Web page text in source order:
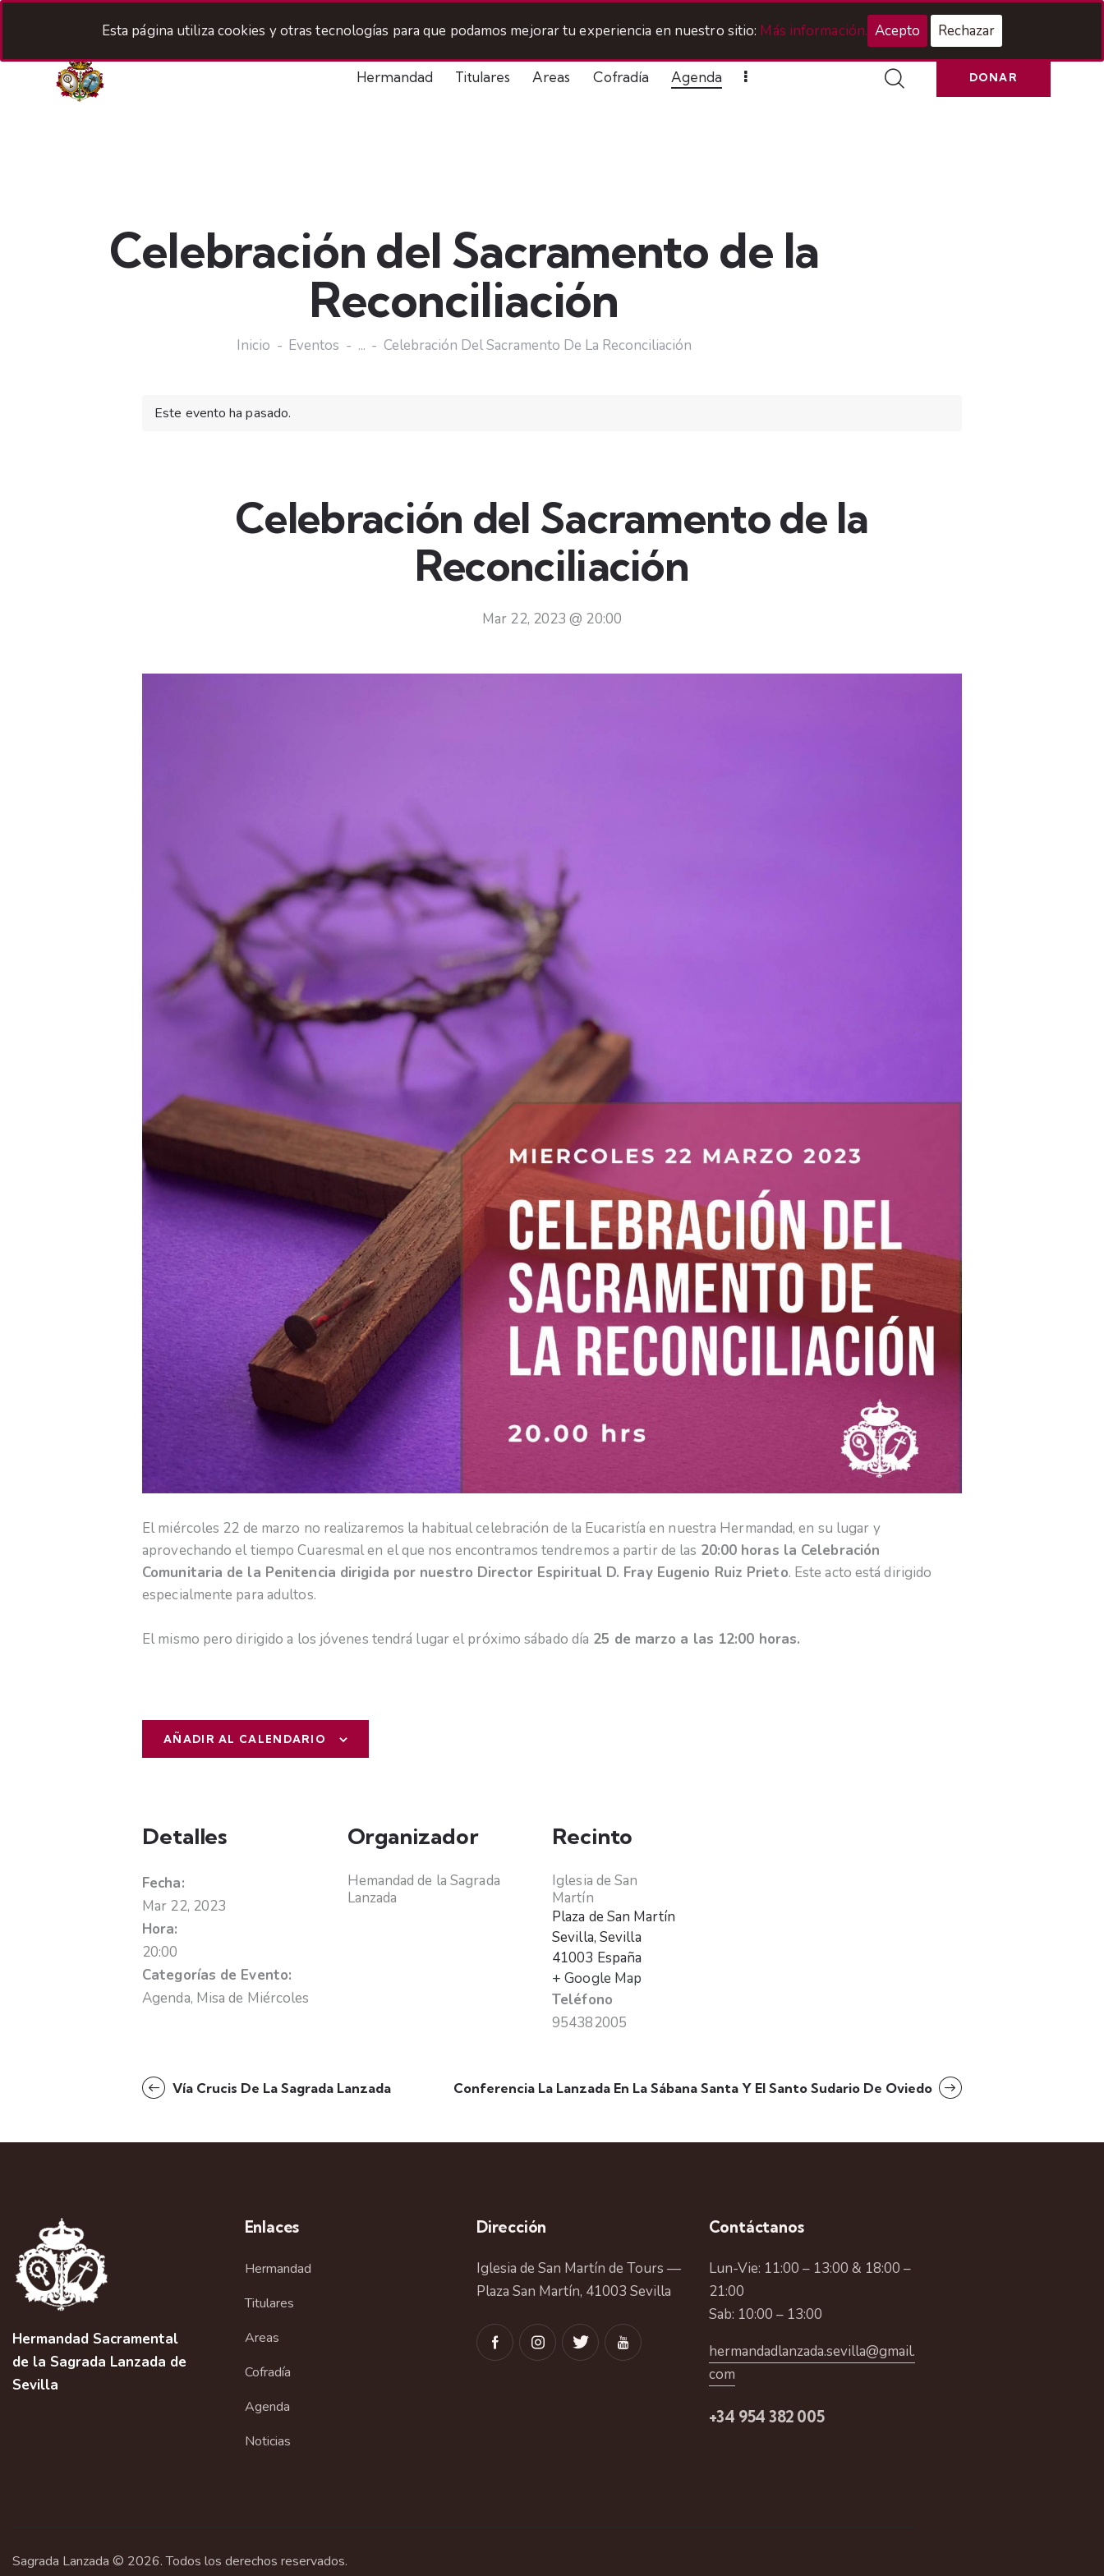
Acceso Hermanos
Hermandad Titulares Areas Cofradía Agenda DONAR
Celebración del Sacramento de la
Reconciliación
Inicio Eventos ... Celebración Del Sacramento De La Reconciliación
Este evento ha pasado.
Celebración del Sacramento de la
Reconciliación
Mar 22, 2023 @ 20:00
El miércoles 22 de marzo no realizaremos la habitual celebración de la Eucaristía en nuestra Hermandad, en su lugar y
aprovechando el tiempo Cuaresmal en el que nos encontramos tendremos a partir de las 20:00 horas la Celebración
Comunitaria de la Penitencia dirigida por nuestro Director Espiritual D. Fray Eugenio Ruiz Prieto. Este acto está dirigido
especialmente para adultos.
El mismo pero dirigido a los jóvenes tendrá lugar el próximo sábado día 25 de marzo a las 12:00 horas.
AÑADIR AL CALENDARIO
Detalles
Fecha:
Mar 22, 2023
Hora:
20:00
Categorías de Evento:
Agenda, Misa de Miércoles
Organizador
Hemandad de la Sagrada
Lanzada
Recinto
Iglesia de San
Martín
Plaza de San Martín
Sevilla, Sevilla
41003 España
+ Google Map
Teléfono
954382005
Vía Crucis De La Sagrada Lanzada Conferencia La Lanzada En La Sábana Santa Y El Santo Sudario De Oviedo
Hermandad Sacramental
de la Sagrada Lanzada de
Sevilla
Enlaces
Hermandad
Titulares
Areas
Cofradía
Agenda
Noticias
Dirección
Iglesia de San Martín de Tours —
Plaza San Martín, 41003 Sevilla
Contáctanos
Lun-Vie: 11:00 – 13:00 & 18:00 –
21:00
Sab: 10:00 – 13:00
hermandadlanzada.sevilla@gmail.
com
+34 954 382 005
Sagrada Lanzada © 2026. Todos los derechos reservados.
Esta página utiliza cookies y otras tecnologías para que podamos mejorar tu experiencia en nuestro sitio: Más información. Acepto Rechazar